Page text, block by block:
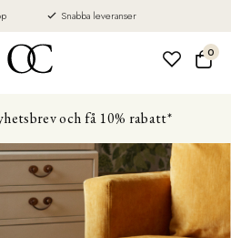
Snabba leveranser
0
och få 10% rabatt*